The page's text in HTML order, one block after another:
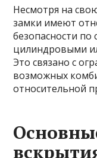
Несмотря на
замки имеют
безопасности
цилиндровыми
Это связано с
возможных
относительной